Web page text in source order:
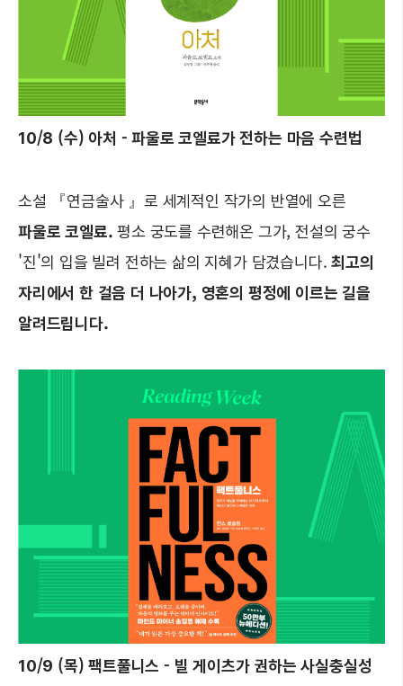
10/8 (수) 아처 - 파울로 코엘료가 전하는 마음 수련법
소설 『연금술사 』로 세계적인 작가의 반열에 오른
파울로 코엘료.평소 궁도를 수련해온 그가, 전설의 궁수
'진'의 입을 빌려 전하는 삶의 지혜가 담겼습니다.최고의
자리에서 한 걸음 더 나아가, 영혼의 평정에 이르는 길을
알려드립니다.
10/9 (목) 팩트풀니스 - 빌 게이츠가 권하는 사실충실성